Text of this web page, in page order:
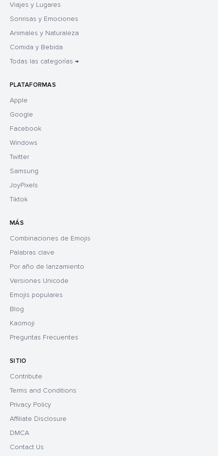
Viajes y Lugares
Sonrisas y Emociones
Animales y Naturaleza
Comida y Bebida
Todas las categorías →
PLATAFORMAS
Apple
Google
Facebook
Windows
Twitter
Samsung
JoyPixels
Tiktok
MÁS
Combinaciones de Emojis
Palabras clave
Por año de lanzamiento
Versiones Unicode
Emojis populares
Blog
Kaomoji
Preguntas Frecuentes
SITIO
Contribute
Terms and Conditions
Privacy Policy
Affiliate Disclosure
DMCA
Contact Us